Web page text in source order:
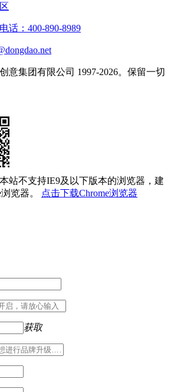
话：400-890-8989
意集团有限公司 1997-2026。保留一切
站不支持IE9及以下版本的浏览器，建
览器。
点击下载Chrome浏览器
获取